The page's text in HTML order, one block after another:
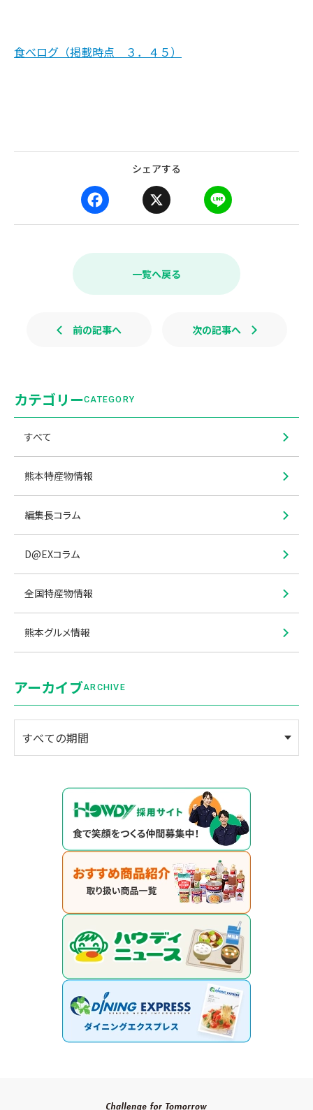
食べログ（掲載時点 ３．４５）
シェアする
a
e
k
i
e
一覧へ戻る
前の記事へ 次の記事へ
カテゴリーCATEGORY
すべて
熊本特産物情報
編集長コラム
D@EXコラム
全国特産物情報
熊本グルメ情報
アーカイブARCHIVE